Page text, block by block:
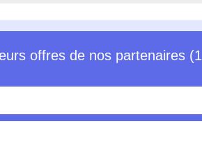
offres de nos partenaires (1